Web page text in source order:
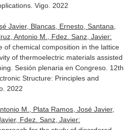
Vigo. 2022
Javier, Blancas, Ernesto, Santana,
Antonio M., Fdez. Sanz, Javier:
of chemical composition in the lattice
of thermoelectric materials assisted
Sesión plenaria en Congreso. 12th
Structure: Principles and
2022
M., Plata Ramos, José Javier,
Fdez. Sanz, Javier: